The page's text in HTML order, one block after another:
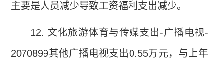
主要是人员减少导致工资福利支出减少。
12. 文化旅游体育与传媒支出-广播电视-
2070899其他广播电视支出0.55万元，与上年